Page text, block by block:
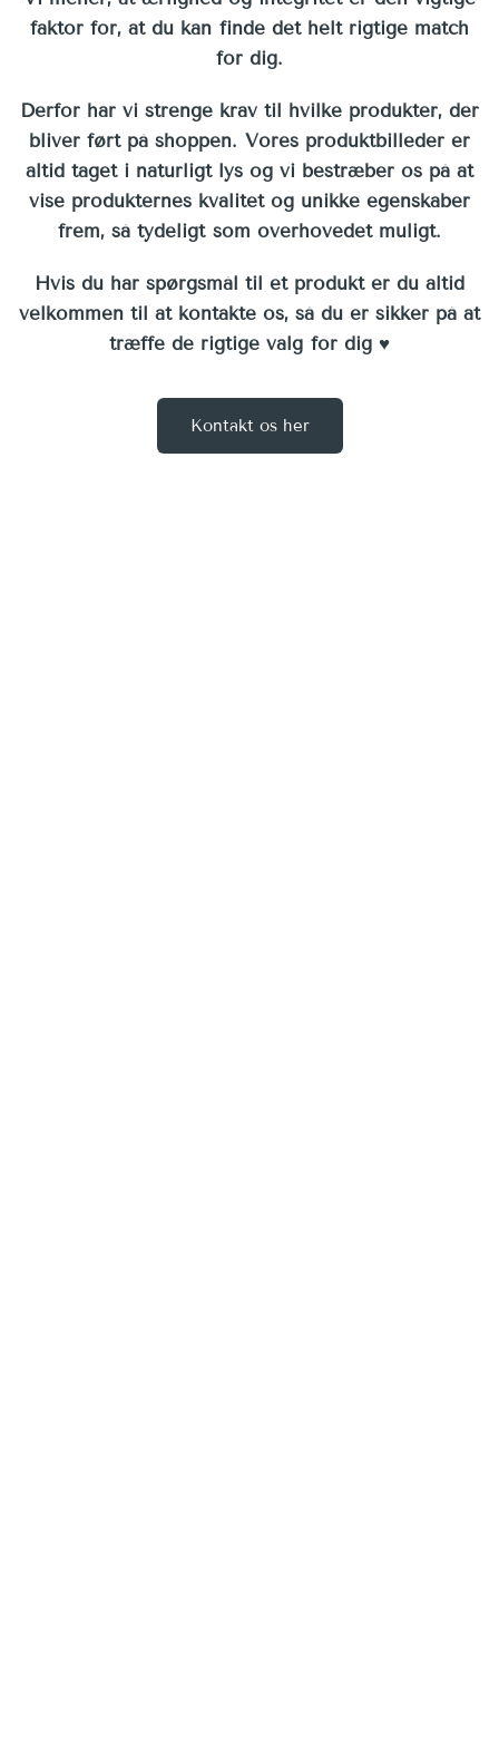
faktor for, at du kan finde det helt rigtige match
for dig.
Derfor har vi strenge krav til hvilke produkter, der
bliver ført på shoppen. Vores produktbilleder er
altid taget i naturligt lys og vi bestræber os på at
vise produkternes kvalitet og unikke egenskaber
frem, så tydeligt som overhovedet muligt.
Hvis du har spørgsmål til et produkt er du altid
velkommen til at kontakte os, så du er sikker på at
træffe de rigtige valg for dig ♥︎
Kontakt os her